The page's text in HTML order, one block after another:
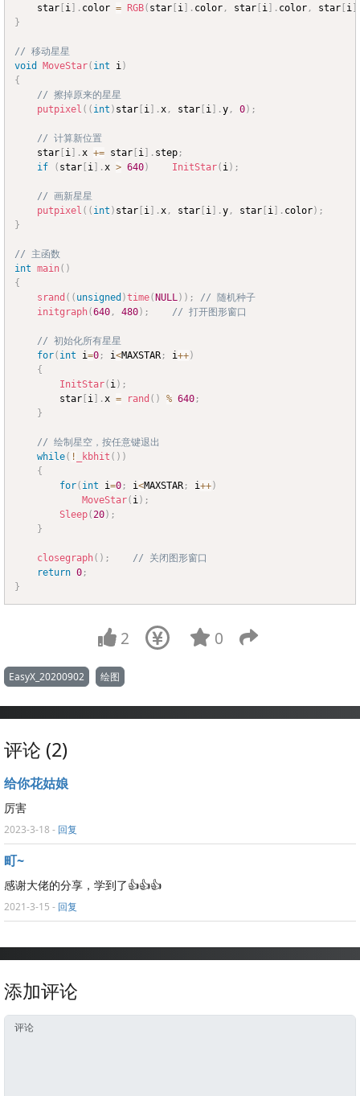
	star
i . color = RGB( star i . color , star i . color , star i
}
// 移动星星
void
MoveStar( int i)
{
// 擦掉原来的星星
putpixel ( ( int ) star i .x , star i .y , 0) ;
// 计算新位置
	star
i .x += star i . step ;
if
( star i .x > 640) InitStar( i) ;
// 画新星星
putpixel ( ( int ) star i .x , star i .y , star i . color) ;
}
// 主函数
int main( )
{
srand ( ( unsigned )time( NULL) ) ;
// 随机种子
initgraph(640 , 480) ; // 打开图形窗口
// 初始化所有星星
for( int i=0 ; i<MAXSTAR ; i++)
{
InitStar( i) ;
		star
i .x = rand ( ) % 640 ;
}
// 绘制星空，按任意键退出
while( ! _kbhit ( ) )
{
for( int i=0 ; i<MAXSTAR ; i++)
MoveStar( i) ;
Sleep(20) ;
}
closegraph( ) ;
// 关闭图形窗口
return 0 ;
}
2 0
EasyX_20200902 绘图
评论 (2)
给你花姑娘
厉害
2023-3-18 - 回复
町~
感谢大佬的分享，学到了👍👍👍
2021-3-15 - 回复
添加评论